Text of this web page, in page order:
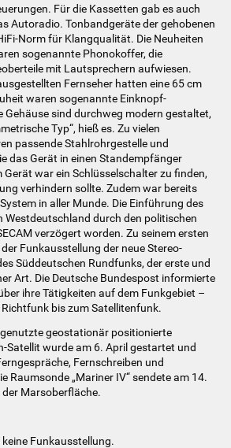
Für die Kassetten gab es auch
Autoradio. Tonbandgeräte der gehobenen
Norm für Klangqualität. Die Neuheiten
sogenannte Phonokoffer, die
mit Lautsprechern aufwiesen.
Fernseher hatten eine 65 cm
waren sogenannte Einknopf-
Gehäuse sind durchweg modern gestaltet,
Typ“, hieß es. Zu vielen
passende Stahlrohrgestelle und
das Gerät in einen Standempfänger
Gerät war ein Schlüsselschalter zu finden,
verhindern sollte. Zudem war bereits
in aller Munde. Die Einführung des
Westdeutschland durch den politischen
verzögert worden. Zu seinem ersten
Funkausstellung der neue Stereo-
Süddeutschen Rundfunks, der erste und
Art. Die Deutsche Bundespost informierte
ihre Tätigkeiten auf dem Funkgebiet –
bis zum Satellitenfunk.
geostationär positionierte
Satellit wurde am 6. April gestartet und
Fernschreiben und
Raumsonde „Mariner IV“ sendete am 14.
Marsoberfläche.
Funkausstellung.